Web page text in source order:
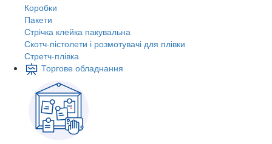
Коробки
Пакети
Стрічка клейка пакувальна
Скотч-пістолети і розмотувачі для плівки
Стретч-плівка
Торгове обладнання